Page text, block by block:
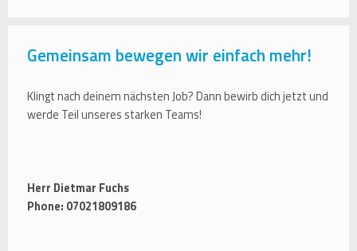
Gemeinsam bewegen wir einfach mehr!
Klingt nach deinem nächsten Job? Dann bewirb dich jetzt und
werde Teil unseres starken Teams!
Herr Dietmar Fuchs
Phone: 07021809186